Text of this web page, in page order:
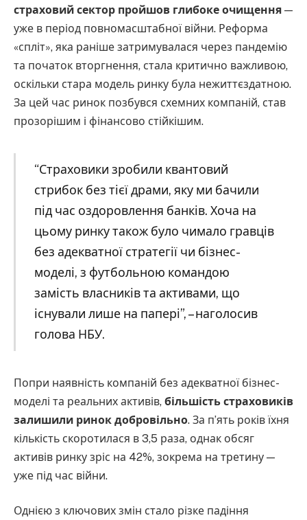
страховий сектор пройшов глибоке очищення —
уже в період повномасштабної війни. Реформа
«спліт», яка раніше затримувалася через пандемію
та початок вторгнення, стала критично важливою,
оскільки стара модель ринку була нежиттєздатною.
За цей час ринок позбувся схемних компаній, став
прозорішим і фінансово стійкішим.
“Страховики зробили квантовий
стрибок без тієї драми, яку ми бачили
під час оздоровлення банків. Хоча на
цьому ринку також було чимало гравців
без адекватної стратегії чи бізнес-
моделі, з футбольною командою
замість власників та активами, що
існували лише на папері”, – наголосив
голова НБУ.
Попри наявність компаній без адекватної бізнес-
моделі та реальних активів, більшість страховиків
залишили ринок добровільно. За п’ять років їхня
кількість скоротилася в 3,5 раза, однак обсяг
активів ринку зріс на 42%, зокрема на третину —
уже під час війни.
Однією з ключових змін стало різке падіння